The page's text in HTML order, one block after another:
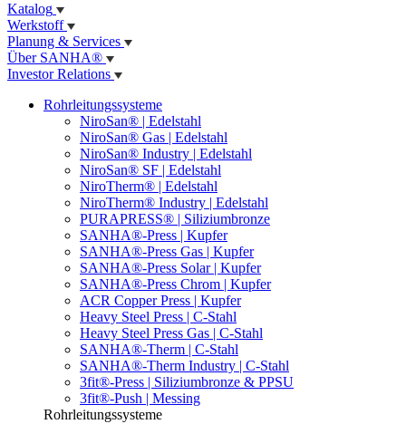
Katalog
Werkstoff
Planung & Services
Über SANHA®
Investor Relations
Rohrleitungssysteme
NiroSan® | Edelstahl
NiroSan® Gas | Edelstahl
NiroSan® Industry | Edelstahl
NiroSan® SF | Edelstahl
NiroTherm® | Edelstahl
NiroTherm® Industry | Edelstahl
PURAPRESS® | Siliziumbronze
SANHA®-Press | Kupfer
SANHA®-Press Gas | Kupfer
SANHA®-Press Solar | Kupfer
SANHA®-Press Chrom | Kupfer
ACR Copper Press | Kupfer
Heavy Steel Press | C-Stahl
Heavy Steel Press Gas | C-Stahl
SANHA®-Therm | C-Stahl
SANHA®-Therm Industry | C-Stahl
3fit®-Press | Siliziumbronze & PPSU
3fit®-Push | Messing
Rohrleitungssysteme